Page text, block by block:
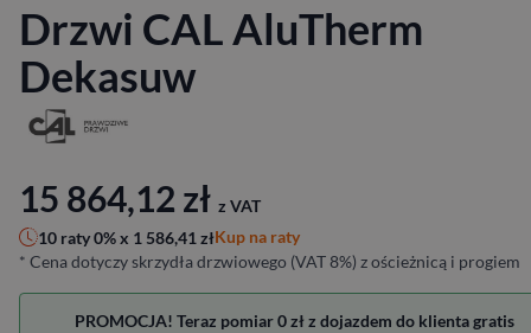
Drzwi CAL AluTherm
Dekasuw
15 864,12 zł z VAT
10 raty 0% x 1 586,41 złKup na raty
* Cena dotyczy skrzydła drzwiowego (VAT 8%) z ościeżnicą i progiem
PROMOCJA! Teraz pomiar 0 zł z dojazdem do klienta gratis